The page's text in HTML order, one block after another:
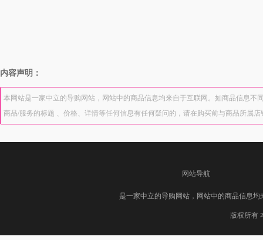
内容声明：
本网站是一家中立的导购网站，网站中的商品信息均来自于互联网。如商品信息
商品/服务的标题 、价格、详情等任何信息有任何疑问的，请在购买前与商品所属
网站导航
是一家中立的导购网站，网站中的商品信息
版权所有